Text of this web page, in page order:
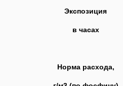
Экспозиция
в часах
Норма расхода,